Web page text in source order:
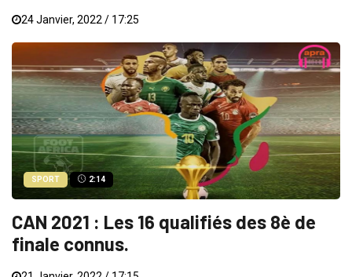
24 Janvier, 2022 / 17:25
SPORT 2:14
CAN 2021 : Les 16 qualifiés des 8è de
finale connus.